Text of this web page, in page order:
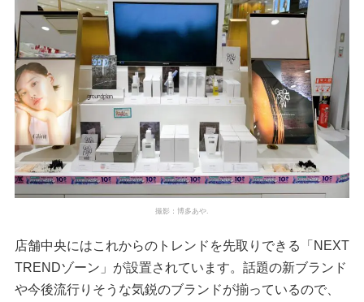
撮影：博多あや.
店舗中央にはこれからのトレンドを先取りできる「NEXT
TRENDゾーン」が設置されています。話題の新ブランド
や今後流行りそうな気鋭のブランドが揃っているので、